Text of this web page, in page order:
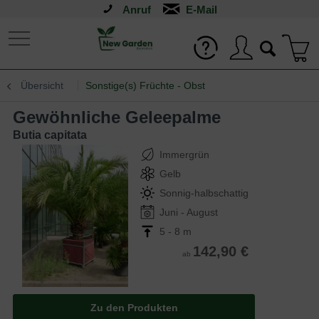
Anruf
Übersicht Sonstige(s) Früchte - Obst
Gewöhnliche Geleepalme
Butia capitata
Immergrün
Gelb
Sonnig-halbschattig
Juni - August
5 - 8 m
ab 142,90 €
Zu den Produkten